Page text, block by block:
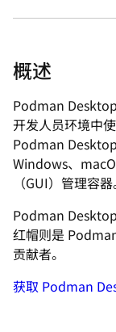
概述
Podman
开发人员环境中
Podman
Windows、
（GUI）管理容器
Podman
红帽则是
贡献者。
获取 Podman